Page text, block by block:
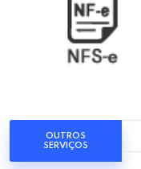
OUTROS
SERVIÇOS